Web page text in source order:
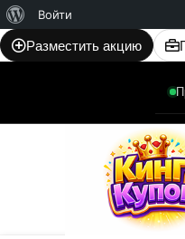
WordPress
Войти
Разместить акцию